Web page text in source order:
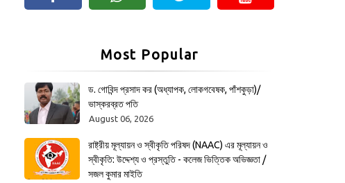
Most Popular
ড. গোবিন্দ প্রসাদ কর (অধ্যাপক, লোকগবেষক, পাঁশকুড়া)/
ভাস্করব্রত পতি
August 06, 2026
রাষ্ট্রীয় মূল্যায়ন ও স্বীকৃতি পরিষদ (NAAC) এর মূল্যায়ন ও
স্বীকৃতি: উদ্দেশ্য ও প্রস্তুতি - কলেজ ভিত্তিক অভিজ্ঞতা /
সজল কুমার মাইতি